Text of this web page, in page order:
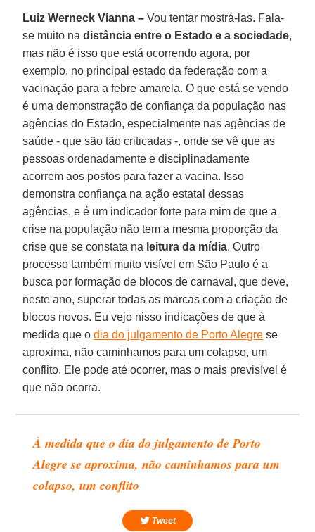
Luiz Werneck Vianna – Vou tentar mostrá-las. Fala-
se muito nadistância entre o Estado e a sociedade,
mas não é isso que está ocorrendo agora, por
exemplo, no principal estado da federação com a
vacinação para a febre amarela. O que está se vendo
é uma demonstração de confiança da população nas
agências do Estado, especialmente nas agências de
saúde - que são tão criticadas -, onde se vê que as
pessoas ordenadamente e disciplinadamente
acorrem aos postos para fazer a vacina. Isso
demonstra confiança na ação estatal dessas
agências, e é um indicador forte para mim de que a
crise na população não tem a mesma proporção da
crise que se constata na leitura da mídia. Outro
processo também muito visível em São Paulo é a
busca por formação de blocos de carnaval, que deve,
neste ano, superar todas as marcas com a criação de
blocos novos. Eu vejo nisso indicações de que à
medida que odia do julgamento de Porto Alegre se
aproxima, não caminhamos para um colapso, um
conflito. Ele pode até ocorrer, mas o mais previsível é
que não ocorra.
À medida que o dia do julgamento de Porto
Alegre se aproxima, não caminhamos para um
colapso, um conflito
Tweet